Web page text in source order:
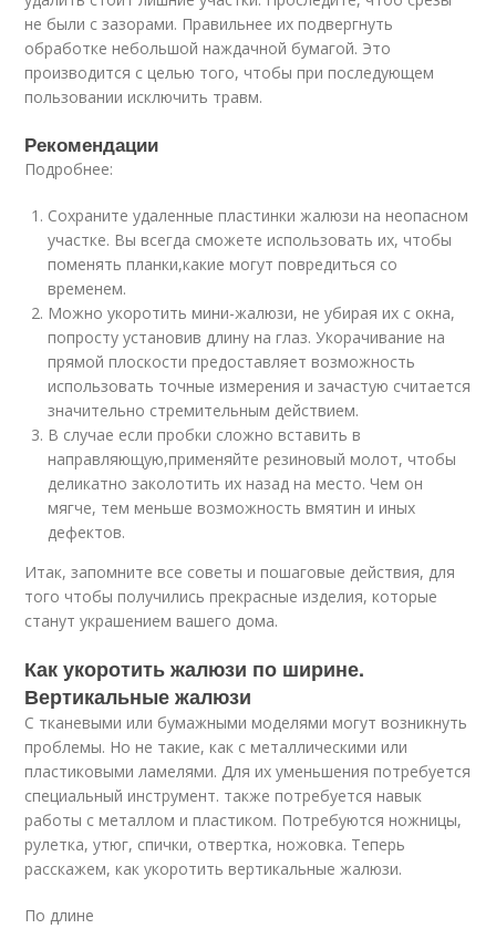
не были с зазорами. Правильнее их подвергнуть
обработке небольшой наждачной бумагой. Это
производится с целью того, чтобы при последующем
пользовании исключить травм.
Рекомендации
Подробнее:
Сохраните удаленные пластинки жалюзи на неопасном
участке. Вы всегда сможете использовать их, чтобы
поменять планки,какие могут повредиться со
временем.
Можно укоротить мини-жалюзи, не убирая их с окна,
попросту установив длину на глаз. Укорачивание на
прямой плоскости предоставляет возможность
использовать точные измерения и зачастую считается
значительно стремительным действием.
В случае если пробки сложно вставить в
направляющую,применяйте резиновый молот, чтобы
деликатно заколотить их назад на место. Чем он
мягче, тем меньше возможность вмятин и иных
дефектов.
Итак, запомните все советы и пошаговые действия, для
того чтобы получились прекрасные изделия, которые
станут украшением вашего дома.
Как укоротить жалюзи по ширине.
Вертикальные жалюзи
С тканевыми или бумажными моделями могут возникнуть
проблемы. Но не такие, как с металлическими или
пластиковыми ламелями. Для их уменьшения потребуется
специальный инструмент. также потребуется навык
работы с металлом и пластиком. Потребуются ножницы,
рулетка, утюг, спички, отвертка, ножовка. Теперь
расскажем, как укоротить вертикальные жалюзи.
По длине